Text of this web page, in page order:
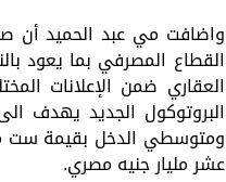
واضافت مي عبد الحميد أن
القطاع المصرفي بما يعود
العقاري ضمن الإعلانات
البروتوكول الجديد يهدف
ومتوسطي الدخل بقيمة ست
عشر مليار جنيه مصري.